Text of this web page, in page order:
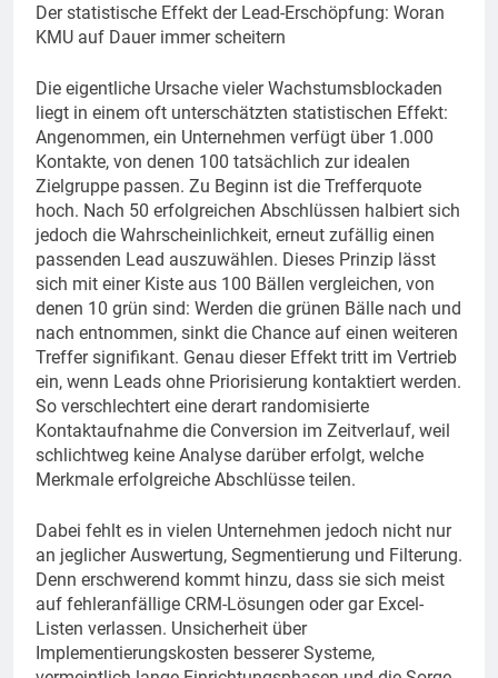
Der statistische Effekt der Lead-Erschöpfung: Woran
KMU auf Dauer immer scheitern
Die eigentliche Ursache vieler Wachstumsblockaden
liegt in einem oft unterschätzten statistischen Effekt:
Angenommen, ein Unternehmen verfügt über 1.000
Kontakte, von denen 100 tatsächlich zur idealen
Zielgruppe passen. Zu Beginn ist die Trefferquote
hoch. Nach 50 erfolgreichen Abschlüssen halbiert sich
jedoch die Wahrscheinlichkeit, erneut zufällig einen
passenden Lead auszuwählen. Dieses Prinzip lässt
sich mit einer Kiste aus 100 Bällen vergleichen, von
denen 10 grün sind: Werden die grünen Bälle nach und
nach entnommen, sinkt die Chance auf einen weiteren
Treffer signifikant. Genau dieser Effekt tritt im Vertrieb
ein, wenn Leads ohne Priorisierung kontaktiert werden.
So verschlechtert eine derart randomisierte
Kontaktaufnahme die Conversion im Zeitverlauf, weil
schlichtweg keine Analyse darüber erfolgt, welche
Merkmale erfolgreiche Abschlüsse teilen.
Dabei fehlt es in vielen Unternehmen jedoch nicht nur
an jeglicher Auswertung, Segmentierung und Filterung.
Denn erschwerend kommt hinzu, dass sie sich meist
auf fehleranfällige CRM-Lösungen oder gar Excel-
Listen verlassen. Unsicherheit über
Implementierungskosten besserer Systeme,